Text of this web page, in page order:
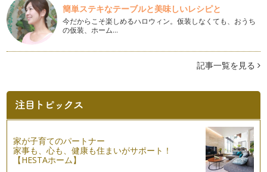
美ら海水族館だけじゃもったいない！海洋博公園の楽しみ方
子連れ沖縄旅行の定番観光スポットといえば、美ら海水族館。
迫力の巨大水槽もあり、ヒトデやナマ…
子どもと海遊びをする前に知っておきたいこと
沖縄での最大の楽しみ、きれいなビーチと透明度の高い青い
レンタカーだけじゃない！沖縄旅行の移動手段
沖縄旅行の基本はレンタカーですが、それ以外にも移動手段は
もちろんあります。それは、タクシー…
子どもと機内で快適に過ごすために覚えておきたい事
0～3歳児連れの飛行機旅行の最大心配は「機内で子供がグズ
って迷惑にならないか」だと思います…
簡単ステキなテーブルと美味しいレシピと
今だからこそ楽しめるハロウィン。仮装しなくても、おうち
の仮装、ホーム…
記事一覧を見る
家が子育てのパートナー
家事も、心も、健康も住まいがサポート！
【HESTAホーム】